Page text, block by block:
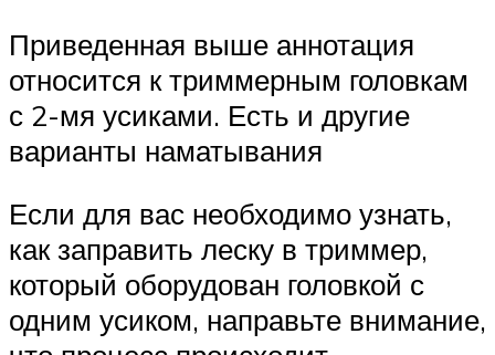
Приведенная выше аннотация
относится к триммерным головкам
с 2-мя усиками. Есть и другие
варианты наматывания
Если для вас необходимо узнать,
как заправить леску в триммер,
который оборудован головкой с
одним усиком, направьте внимание,